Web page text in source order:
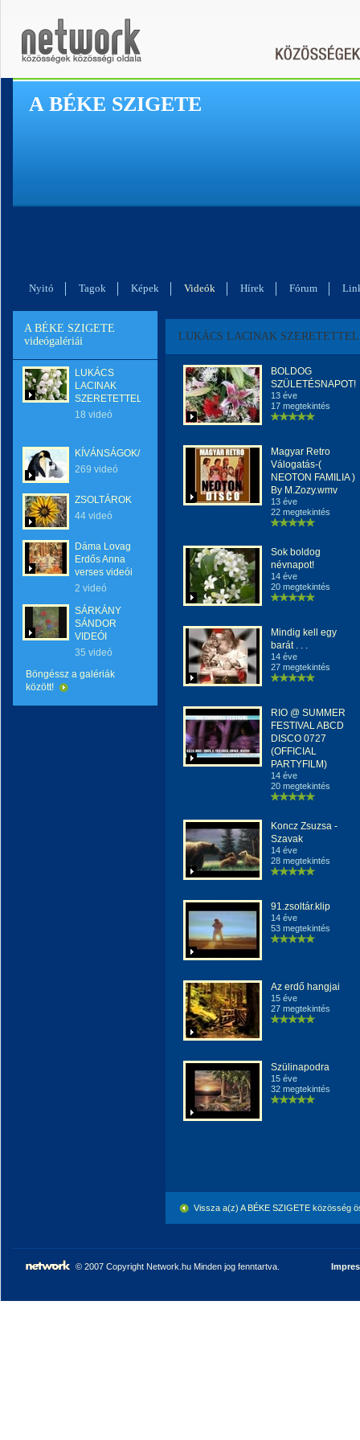
A BÉKE SZIGETE
Nyitó Tagok Képek Videók Hírek Fórum
A BÉKE SZIGETE
videógalériái
LUKÁCS
LACINAK
SZERETETTEL
18 videó
KÍVÁNSÁGOK/SZERETET
269 videó
ZSOLTÁROK
44 videó
Dáma Lovag
Erdős Anna
verses videói
2 videó
SÁRKÁNY
SÁNDOR
VIDEÓI
35 videó
Böngéssz a galériák
között!
LUKÁCS LACINAK SZERETETTEL
BOLDOG
SZÜLETÉSNAPOT!
13 éve
17 megtekintés
Magyar Retro
Válogatás-(
NEOTON FAMILIA )
By M.Zozy.wmv
13 éve
22 megtekintés
Sok boldog
névnapot!
14 éve
20 megtekintés
Mindig kell egy
barát . . .
14 éve
27 megtekintés
RIO @ SUMMER
FESTIVAL ABCD
DISCO 0727
(OFFICIAL
PARTYFILM)
14 éve
20 megtekintés
Koncz Zsuzsa -
Szavak
14 éve
28 megtekintés
91.zsoltár.klip
14 éve
53 megtekintés
Az erdő hangjai
15 éve
27 megtekintés
Szülinapodra
15 éve
32 megtekintés
Vissza a(z) A BÉKE SZIGETE közösség
© 2007 Copyright Network.hu Minden jog fenntartva.